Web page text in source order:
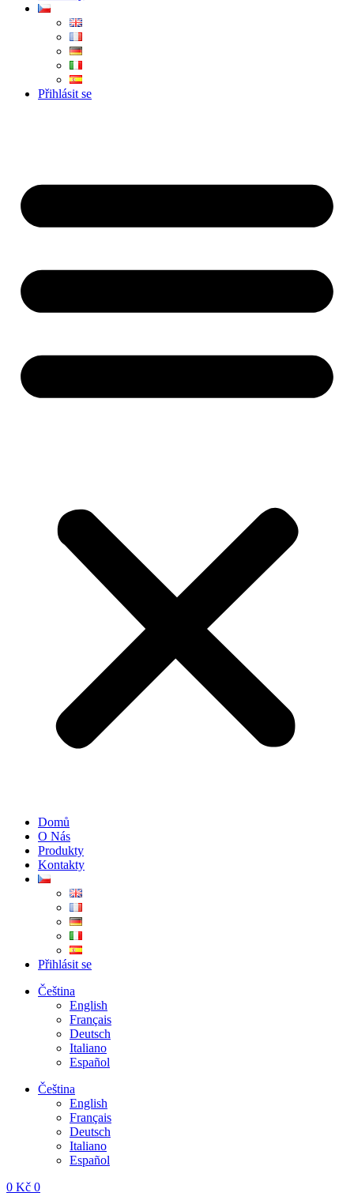
Přihlásit se
Domů
O Nás
Produkty
Kontakty
Přihlásit se
Čeština
English
Français
Deutsch
Italiano
Español
Čeština
English
Français
Deutsch
Italiano
Español
0 Kč 0